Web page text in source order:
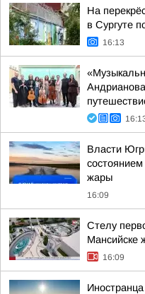
На
в Сургуте
16:13
Власти
жары
16:09
Стелу
Мансийске
16:09